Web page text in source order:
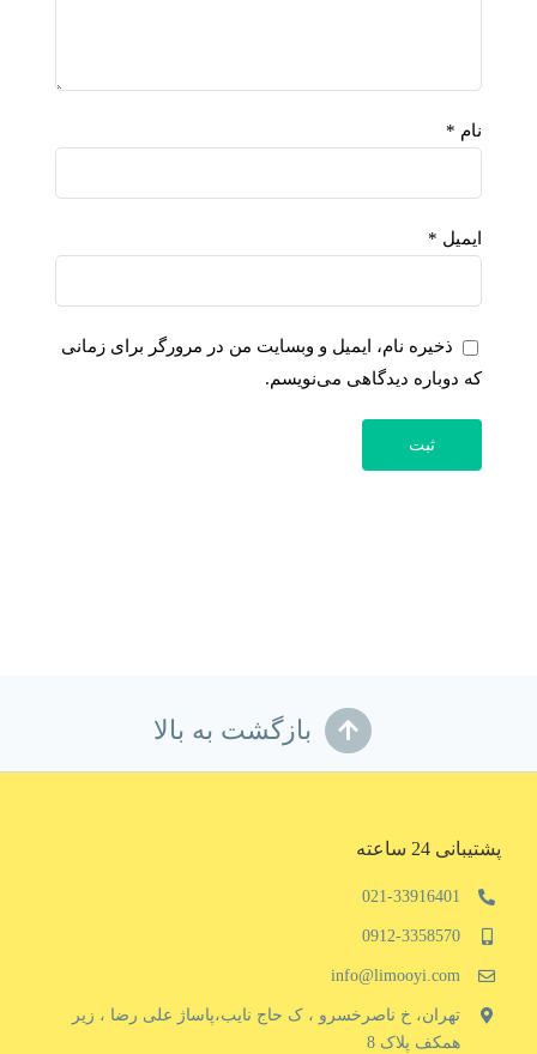
نام *
ایمیل *
ذخیره نام، ایمیل و وبسایت من در مرورگر برای زمانی
که دوباره دیدگاهی می‌نویسم.
بازگشت به بالا
پشتیبانی 24 ساعته
021-33916401
0912-3358570
info@limooyi.com
تهران، خ ناصرخسرو ، ک حاج نایب،پاساژ علی رضا ، زیر
همکف پلاک 8